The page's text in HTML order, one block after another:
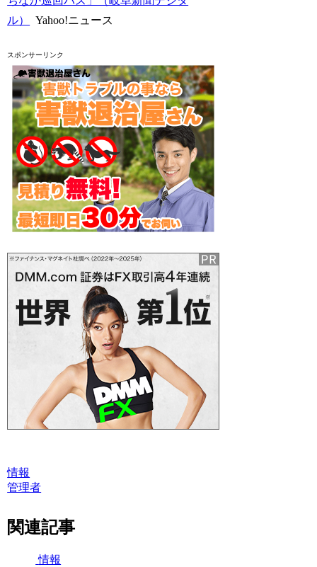
ル）
Yahoo!ニュース
スポンサーリンク
情報
管理者
関連記事
情報